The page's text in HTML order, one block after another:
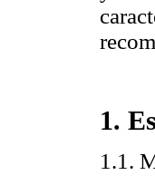
1.
1.1.